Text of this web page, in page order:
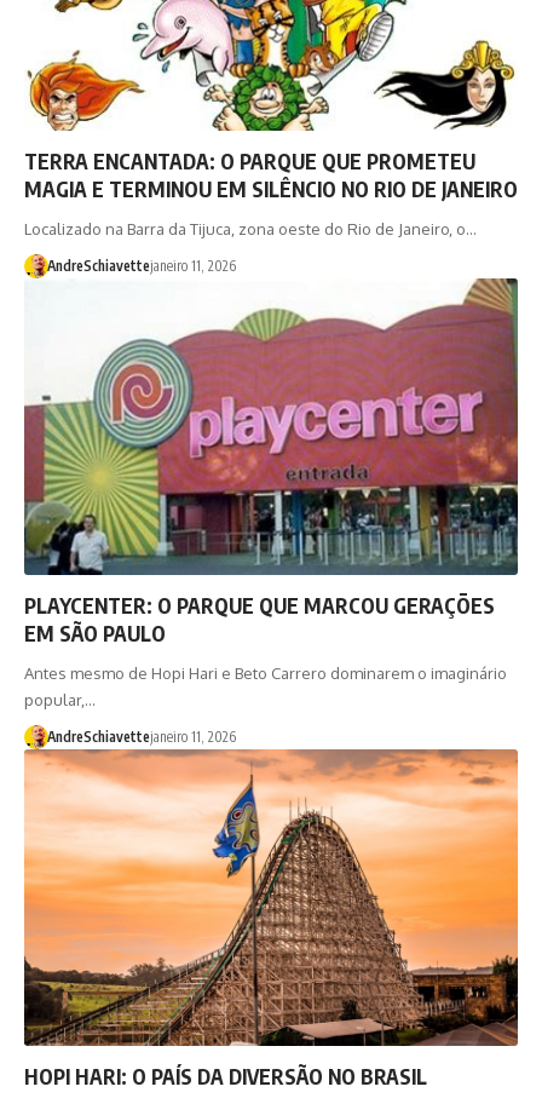
TERRA ENCANTADA: O PARQUE QUE PROMETEU
MAGIA E TERMINOU EM SILÊNCIO NO RIO DE JANEIRO
Localizado na Barra da Tijuca, zona oeste do Rio de Janeiro, o…
AndreSchiavettejaneiro 11, 2026
PLAYCENTER: O PARQUE QUE MARCOU GERAÇÕES
EM SÃO PAULO
Antes mesmo de Hopi Hari e Beto Carrero dominarem o imaginário
popular,…
AndreSchiavettejaneiro 11, 2026
HOPI HARI: O PAÍS DA DIVERSÃO NO BRASIL